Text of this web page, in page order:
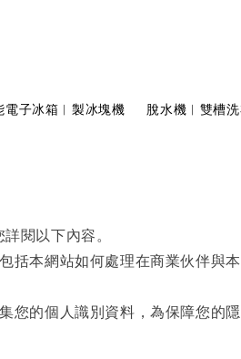
電子冰箱︱製冰塊機 脫水機︱雙槽
閱以下內容。
本網站如何處理在商業伙伴與
的個人識別資料，為保障您的